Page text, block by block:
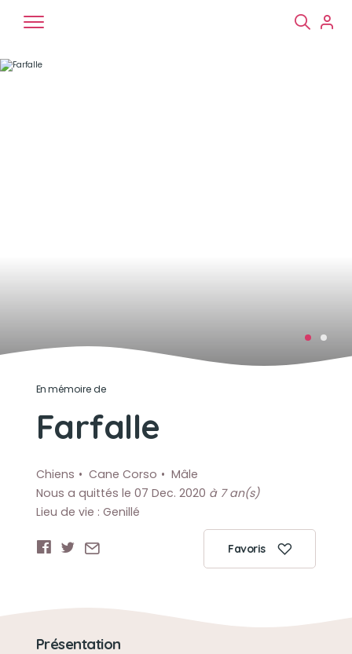
En mémoire de
Farfalle
Chiens Cane Corso
Mâle
Nous a quittés le 07 Dec. 2020 à 7 an(s)
Lieu de vie : Genillé
Favoris
Présentation